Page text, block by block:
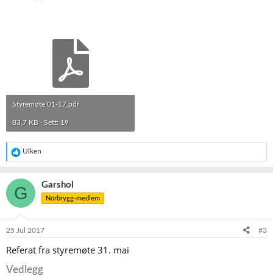
Styremøte 01-17.pdf
83,7 KB · Sett: 19
R
e
a
k
s
j
o
e
:
Ulken
G Garshol
Norbrygg-medlem
25 Jul 2017 #3
Referat fra styremøte 31. mai
Vedlegg